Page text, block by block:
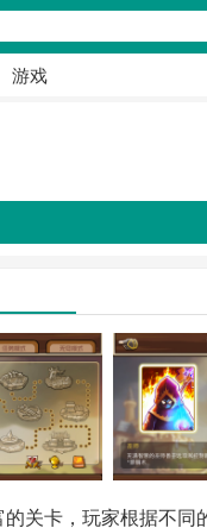
游戏
关卡，玩家根据不同